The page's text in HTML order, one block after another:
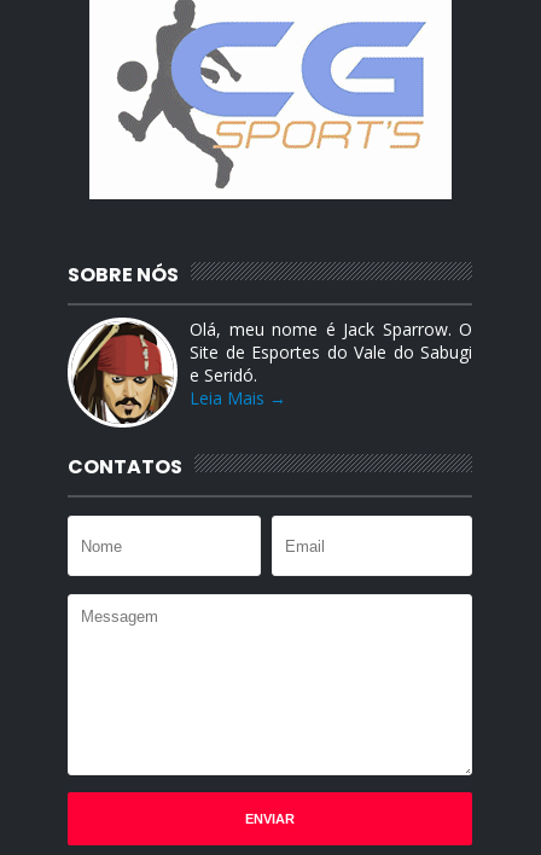
SOBRE NÓS
Olá, meu nome é Jack Sparrow. O
Site de Esportes do Vale do Sabugi
e Seridó.
Leia Mais →
CONTATOS